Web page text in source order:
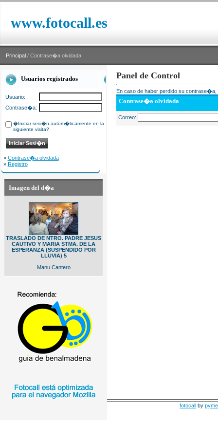
www.fotocall.es
Principal / Contrase�a olvidada
Usuarios registrados
Usuario:
Contrase�a:
�Iniciar sesi�n autom�ticamente en la
siguiente visita?
» Contrase�a olvidada
» Registro
Imagen del d�a
TRASLADO DE NTRO. PADRE JESUS
CAUTIVO Y MARIA STMA. DE LA
ESPERANZA (SUSPENDIDO POR
LLUVIA) 5
Manu Cantero
Panel de Control
En caso de haber perdido su
Contrase�a olvidada
Correo:
fotocall by